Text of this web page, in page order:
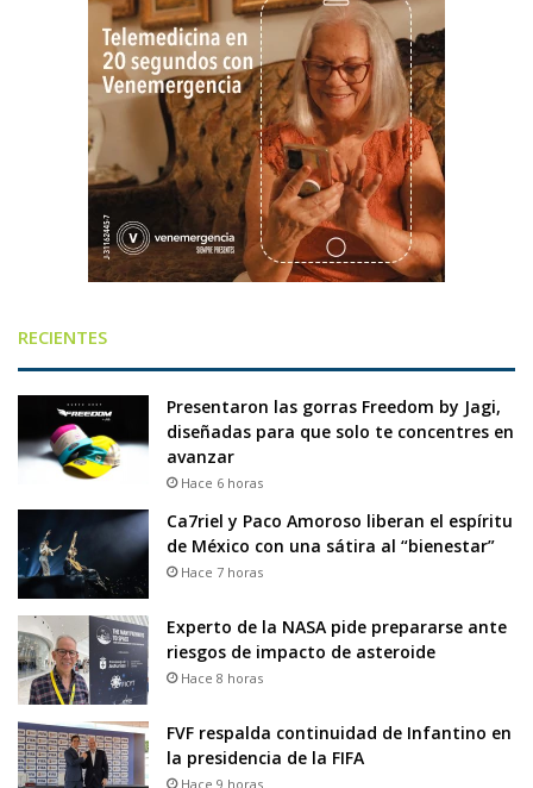
RECIENTES
Presentaron las gorras Freedom by Jagi,
diseñadas para que solo te concentres en
avanzar
Hace 6 horas
Ca7riel y Paco Amoroso liberan el espíritu
de México con una sátira al “bienestar”
Hace 7 horas
Experto de la NASA pide prepararse ante
riesgos de impacto de asteroide
Hace 8 horas
FVF respalda continuidad de Infantino en
la presidencia de la FIFA
Hace 9 horas